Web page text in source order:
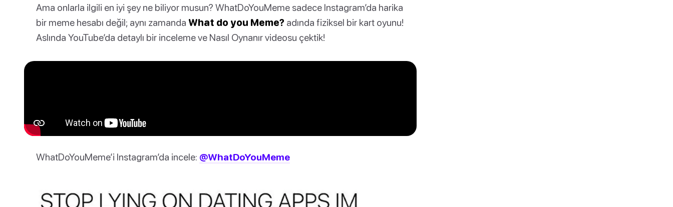
Ama onlarla ilgili en iyi şey ne biliyor musun? WhatDoYouMeme sadece Instagram’da harika
bir meme hesabı değil; aynı zamanda What do you Meme? adında fiziksel bir kart oyunu!
Aslında YouTube’da detaylı bir inceleme ve Nasıl Oynanır videosu çektik!
WhatDoYouMeme’i Instagram’da incele: @WhatDoYouMeme